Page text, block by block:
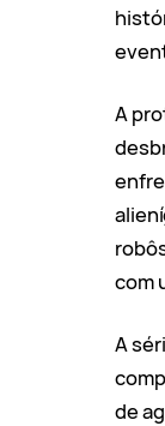
A
com
A
de